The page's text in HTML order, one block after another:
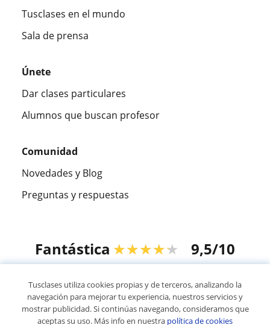
Tusclases en el mundo
Sala de prensa
Únete
Dar clases particulares
Alumnos que buscan profesor
Comunidad
Novedades y Blog
Preguntas y respuestas
Fantástica ★★★★★ 9,5/10
© 2007 - 2026 Tusclases.com.ve
Tusclases utiliza cookies propias y de terceros, analizando la
navegación para mejorar tu experiencia, nuestros servicios y
mostrar publicidad. Si continúas navegando, consideramos que
aceptas su uso. Más info en nuestra política de cookies